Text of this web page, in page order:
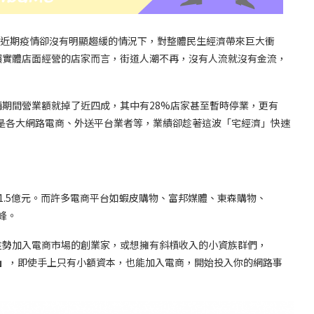
情卻沒有明顯趨緩的情況下，對整體民生經濟帶來巨大衝
體店面經營的店家而言，街道人潮不再，沒有人流就沒有金流，
營業額就掉了近四成，其中有28%店家甚至暫時停業，更有
大網路電商、外送平台業者等，業績卻趁著這波「宅經濟」快速
元。而許多電商平台如蝦皮購物、富邦媒體、東森購物、
。
入電商市場的創業家，或想擁有斜槓收入的小資族群們，
，即使手上只有小額資本，也能加入電商，開始投入你的網路事